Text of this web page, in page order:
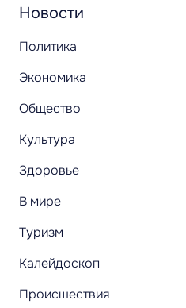
Новости
Политика
Экономика
Общество
Культура
Здоровье
В мире
Туризм
Калейдоскоп
Происшествия